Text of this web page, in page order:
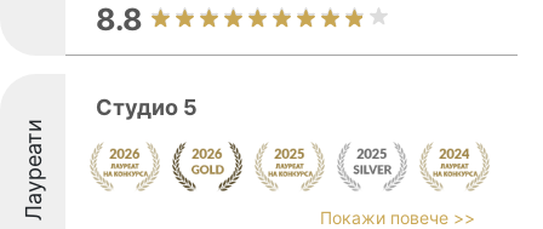
8.8
Лауреати
Студио 5
Покажи повече >>